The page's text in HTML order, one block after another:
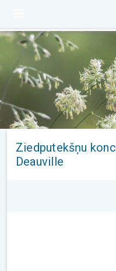
Ziedputekšņu
Deauville